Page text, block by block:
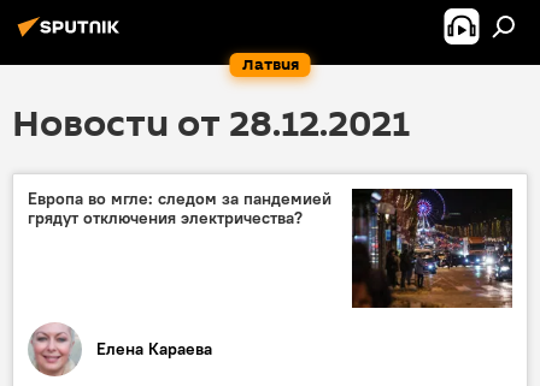
Латвия
Новости от 28.12.2021
Европа во мгле: следом за пандемией
грядут отключения электричества?
Елена Караева